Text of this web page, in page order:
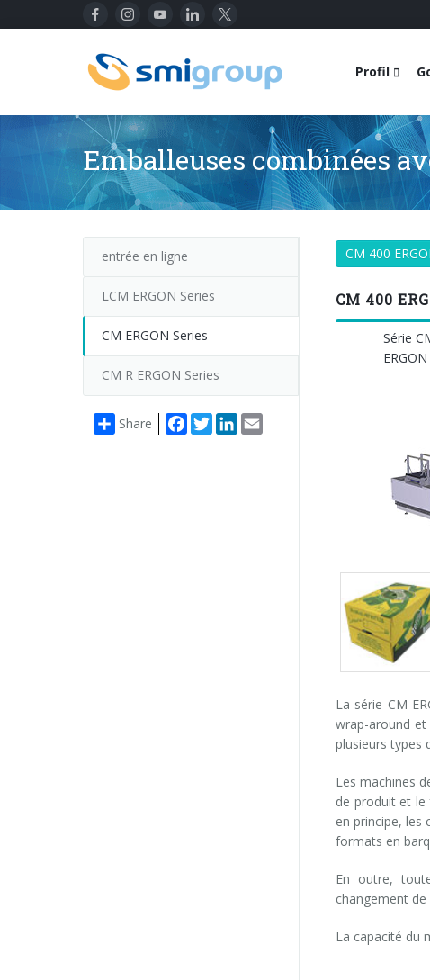
Profil
Emballeuses combinées
entrée en ligne
LCM ERGON Series
CM ERGON Series
CM R ERGON Series
Share Facebook
TwitterLinkedIn
CM 400
CM 400
Série
ERGON
Packs
gallery
La série CM
wrap-around
plusieurs types
Les machines
de produit et le
en principe, les
formats en
En outre,
changement
La capacité du